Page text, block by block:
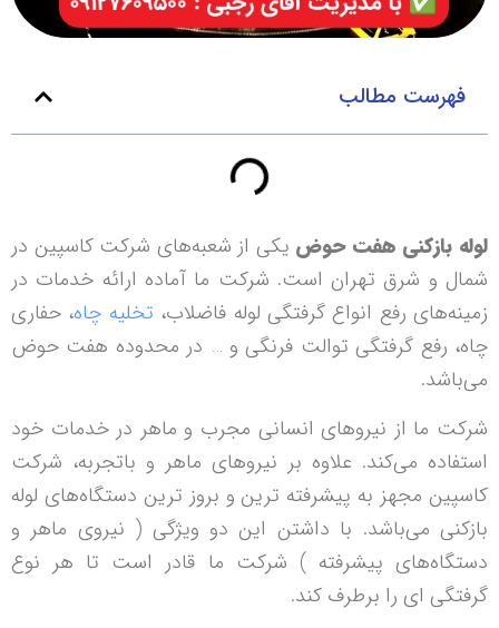
فهرست مطالب
بازکنی هفت حوضیکی از شعبه‌های شرکت کاسپین در
و شرق تهران است. شرکت ما آماده ارائه خدمات در
رفع انواع گرفتگی لوله فاضلاب،تخلیه چاه ، حفاری
رفع گرفتگی توالت فرنگی و … در محدوده هفت حوض‌
ما از نیروهای انسانی مجرب و ماهر در خدمات خود
می‌کند. علاوه بر نیروهای ماهر و باتجربه، شرکت
مجهز به پیشرفته ترین و بروز ترین دستگاه‌های لوله
می‌باشد. با داشتن این دو ویژگی ( نیروی ماهر و
پیشرفته ) شرکت ما قادر است تا هر نوع
ای را برطرف کند.